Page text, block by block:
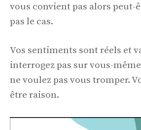
vous convient pas alors peut-
pas le cas.
Vos sentiments sont réels et
interrogez pas sur vous-
ne voulez pas vous tromper.
être raison.